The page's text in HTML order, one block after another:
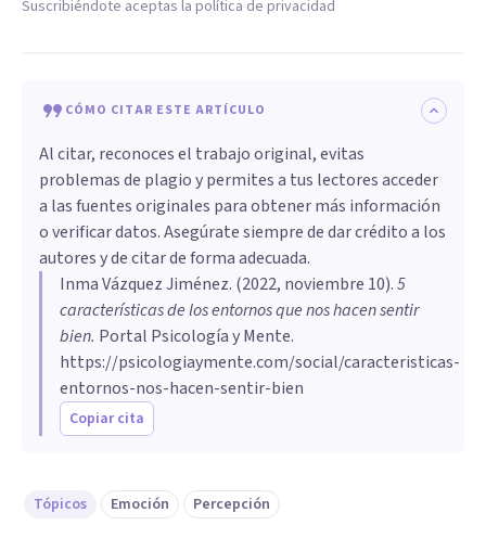
Suscribiéndote aceptas la política de privacidad
CÓMO CITAR ESTE ARTÍCULO
Al citar, reconoces el trabajo original, evitas
problemas de plagio y permites a tus lectores acceder
a las fuentes originales para obtener más información
o verificar datos. Asegúrate siempre de dar crédito a los
autores y de citar de forma adecuada.
Inma Vázquez Jiménez. (2022, noviembre 10).5
características de los entornos que nos hacen sentir
bien. Portal Psicología y Mente.
https://psicologiaymente.com/social/caracteristicas-
entornos-nos-hacen-sentir-bien
Copiar cita
Tópicos Emoción Percepción